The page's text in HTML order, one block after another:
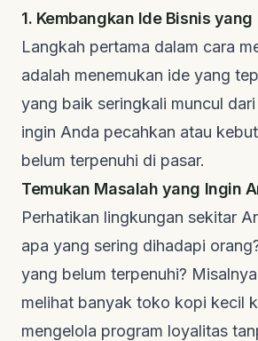
1. Kembangkan Ide Bisnis yang
Langkah pertama dalam cara
adalah menemukan ide yang
yang baik seringkali muncul
ingin Anda pecahkan atau
belum terpenuhi di pasar.
Temukan Masalah yang Ingin
Perhatikan lingkungan sekitar
apa yang sering dihadapi
yang belum terpenuhi?
melihat banyak toko kopi kecil
mengelola program loyalitas